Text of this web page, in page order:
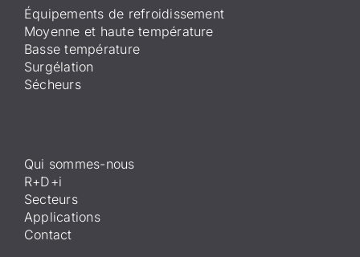
Équipements de refroidissement
Moyenne et haute température
Basse température
Surgélation
Sécheurs
Qui sommes-nous
R+D+i
Secteurs
Applications
Contact